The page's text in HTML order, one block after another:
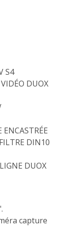
S4
DUOX
DIN10
DUOX
capture